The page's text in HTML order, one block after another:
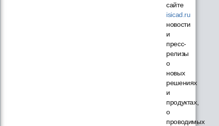
сайте
isicad.ru
новости
и
пресс-
релизы
о
новых
решениях
и
продуктах,
о
проводимых